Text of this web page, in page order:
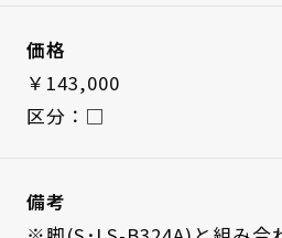
価格
￥143,000
区分：□
備考